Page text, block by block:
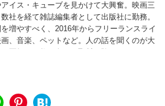
イス・キューブを見かけて大興奮。映画三
社を経て雑誌編集者として出版社に勤務。
増やすべく、2016年からフリーランスライ
、音楽、ペットなど。人の話を聞くのが大